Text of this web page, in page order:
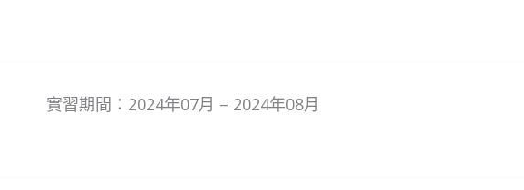
實習期間：2024年07月 – 2024年08月